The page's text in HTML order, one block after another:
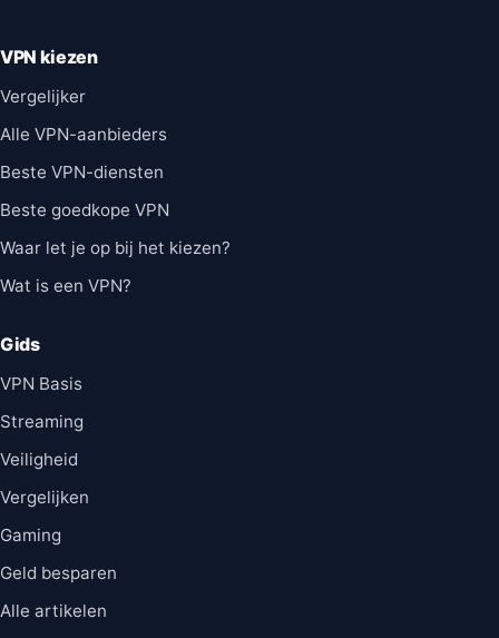
VPN kiezen
Vergelijker
Alle VPN-aanbieders
Beste VPN-diensten
Beste goedkope VPN
Waar let je op bij het kiezen?
Wat is een VPN?
Gids
VPN Basis
Streaming
Veiligheid
Vergelijken
Gaming
Geld besparen
Alle artikelen